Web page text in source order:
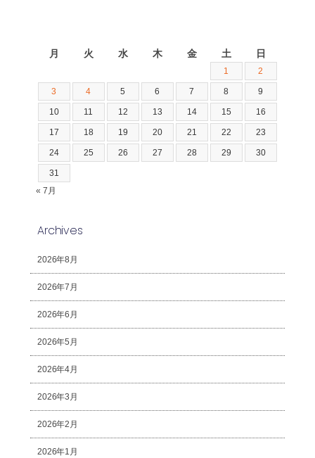
月 火 水 木 金 土 日
1 2
3 4 5 6 7 8 9
10 11 12 13 14 15 16
17 18 19 20 21 22 23
24 25 26 27 28 29 30
31
« 7月
Archives
2026年8月
2026年7月
2026年6月
2026年5月
2026年4月
2026年3月
2026年2月
2026年1月